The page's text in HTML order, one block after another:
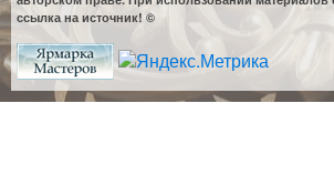
ссылка на источник! ©